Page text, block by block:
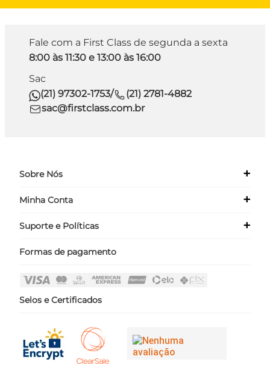
Fale com a First Class de segunda a sexta
8:00 às 11:30 e 13:00 às 16:00
Sac
(21) 97302-1753/
(21) 2781-4882
sac@firstclass.com.br
Sobre Nós +
Quem Somos
Minha Conta +
Meus Dados
Suporte e Políticas +
Políticas
Fale Conosco
Formas de pagamento
Selos e Certificados